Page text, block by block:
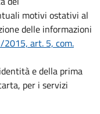
motivi ostativi al
delle informazioni
art. 5, com.
e della prima
per i servizi